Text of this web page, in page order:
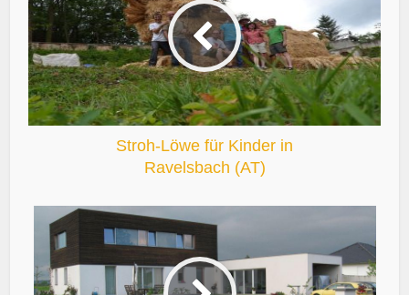
Stroh-Löwe für Kinder in
Ravelsbach (AT)